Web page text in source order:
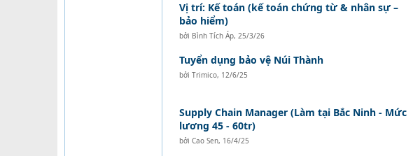
Vị trí: Kế toán (kế toán chứng từ & nhân sự –
bảo hiểm)
bởi Bình Tích Áp, 25/3/26
Tuyển dụng bảo vệ Núi Thành
bởi Trimico, 12/6/25
Supply Chain Manager (Làm tại Bắc Ninh - Mức
lương 45 - 60tr)
bởi Cao Sen, 16/4/25